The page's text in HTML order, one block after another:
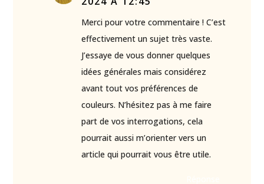
Merci pour votre commentaire ! C’est
effectivement un sujet très vaste.
J’essaye de vous donner quelques
idées générales mais considérez
avant tout vos préférences de
couleurs. N’hésitez pas à me faire
part de vos interrogations, cela
pourrait aussi m’orienter vers un
article qui pourrait vous être utile.